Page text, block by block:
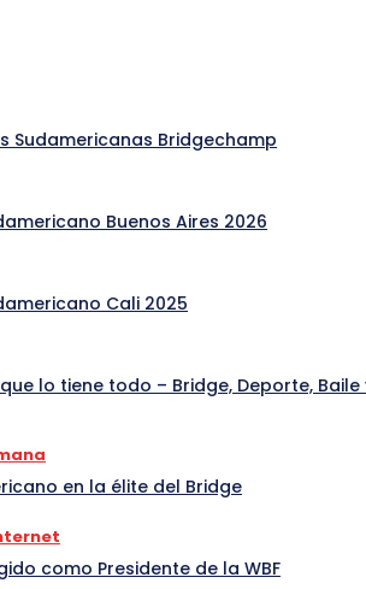
Sudamericanas Bridgechamp
Buenos Aires 2026
Cali 2025
lo tiene todo – Bridge, Deporte, Baile
en la élite del Bridge
como Presidente de la WBF